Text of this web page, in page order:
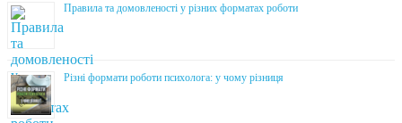
Правила та домовленості у різних форматах роботи
Різні формати роботи психолога: у чому різниця